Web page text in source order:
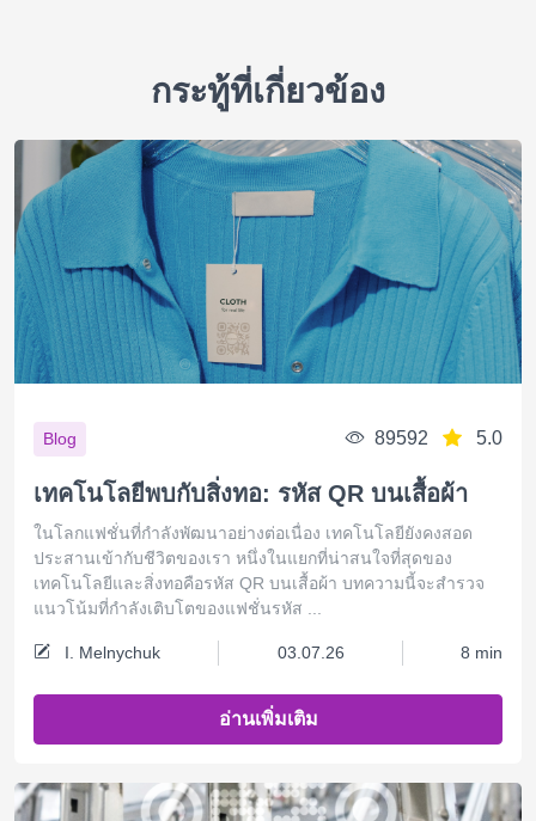
กระทู้ที่เกี่ยวข้อง
Blog 89592 5.0
เทคโนโลยีพบกับสิ่งทอ: รหัส QR บนเสื้อผ้า
ในโลกแฟชั่นที่กำลังพัฒนาอย่างต่อเนื่อง เทคโนโลยียังคงสอด
ประสานเข้ากับชีวิตของเรา หนึ่งในแยกที่น่าสนใจที่สุดของ
เทคโนโลยีและสิ่งทอคือรหัส QR บนเสื้อผ้า บทความนี้จะสำรวจ
แนวโน้มที่กำลังเติบโตของแฟชั่นรหัส ...
I. Melnychuk 03.07.26 8 min
อ่านเพิ่มเติม